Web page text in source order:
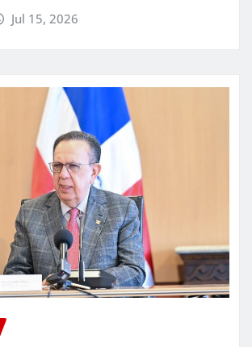
Jul 15, 2026